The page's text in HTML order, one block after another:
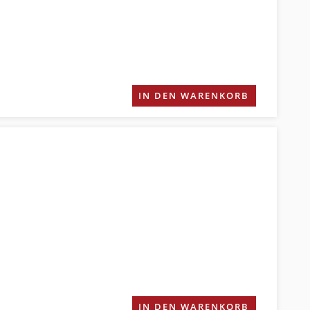
IN DEN WARENKORB
IN DEN WARENKORB